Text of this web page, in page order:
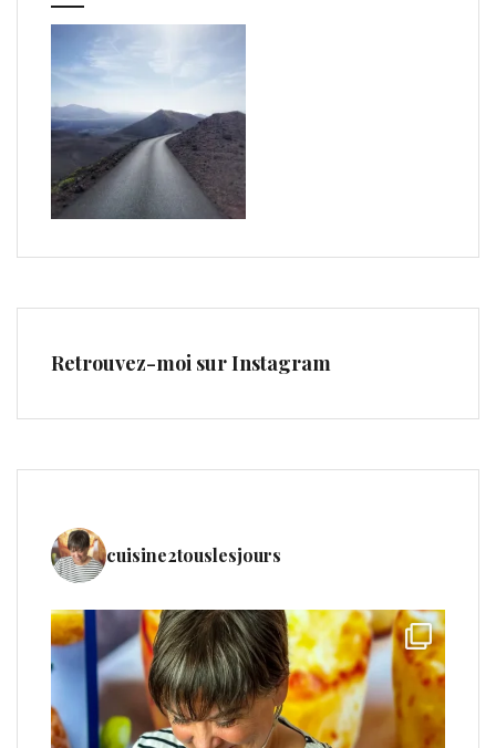
Retrouvez-moi sur Instagram
cuisine2touslesjours